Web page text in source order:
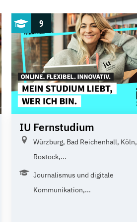
9
IU Fernstudium
Würzburg, Bad Reichenhall, Köln,
Rostock,...
Journalismus und digitale
Kommunikation,...